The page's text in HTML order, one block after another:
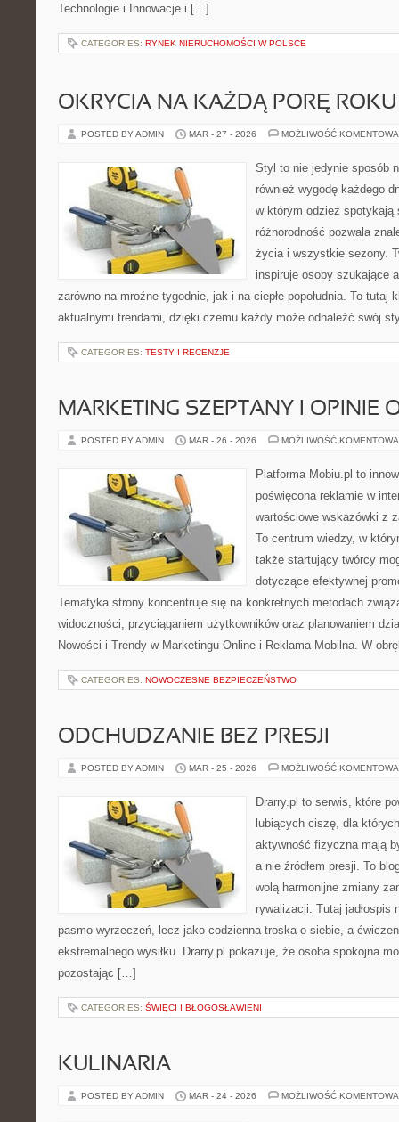
Technologie i Innowacje i […]
CATEGORIES: RYNEK NIERUCHOMOŚCI W POLSCE
OKRYCIA NA KAŻDĄ PORĘ ROKU
POSTED BY ADMIN MAR - 27 - 2026 MOŻLIWOŚĆ
Styl to nie jedynie sposób
również wygodę każdego
w którym odzież
różnorodność pozwala
życia i wszystkie sezony.
inspiruje osoby szukające
zarówno na mroźne tygodnie, jak i na ciepłe popołudnia. To tutaj
aktualnymi trendami, dzięki czemu każdy może odnaleźć swój
CATEGORIES: TESTY I RECENZJE
MARKETING SZEPTANY I OPINIE
POSTED BY ADMIN MAR - 26 - 2026 MOŻLIWOŚĆ
Platforma Mobiu.pl to
poświęcona reklamie w
wartościowe wskazówki z
To centrum wiedzy, w
także startujący twórcy
dotyczące efektywnej
Tematyka strony koncentruje się na konkretnych metodach
widoczności, przyciąganiem użytkowników oraz planowaniem
Nowości i Trendy w Marketingu Online i Reklama Mobilna. W
CATEGORIES: NOWOCZESNE BEZPIECZEŃSTWO
ODCHUDZANIE BEZ PRESJI
POSTED BY ADMIN MAR - 25 - 2026 MOŻLIWOŚĆ
Drarry.pl to serwis, które
lubiących ciszę, dla
aktywność fizyczna mają
a nie źródłem presji. To
wolą harmonijne zmiany
rywalizacji. Tutaj jadłospis
pasmo wyrzeczeń, lecz jako codzienna troska o siebie, a
ekstremalnego wysiłku. Drarry.pl pokazuje, że osoba spokojna
pozostając […]
CATEGORIES: ŚWIĘCI I BŁOGOSŁAWIENI
KULINARIA
POSTED BY ADMIN MAR - 24 - 2026 MOŻLIWOŚĆ